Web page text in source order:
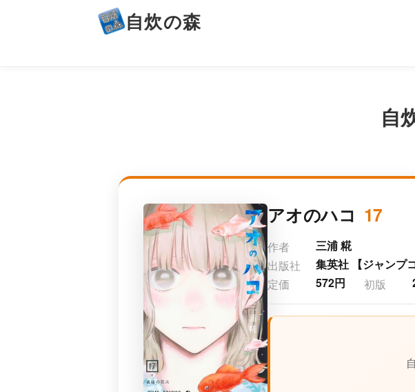
自炊の森
自
アオのハコ 17
作者
三浦 糀
出版社
集英社 【ジャンプ
定価
572円 初版